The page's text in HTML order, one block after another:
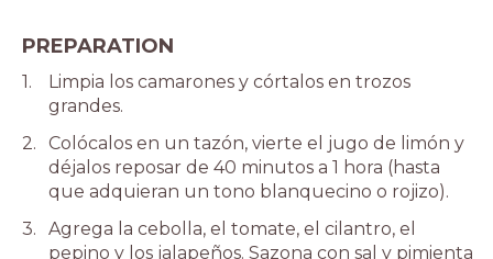
PREPARATION
Limpia los camarones y córtalos en trozos
grandes.
Colócalos en un tazón, vierte el jugo de limón y
déjalos reposar de 40 minutos a 1 hora (hasta
que adquieran un tono blanquecino o rojizo).
Agrega la cebolla, el tomate, el cilantro, el
pepino y los jalapeños. Sazona con sal y pimienta